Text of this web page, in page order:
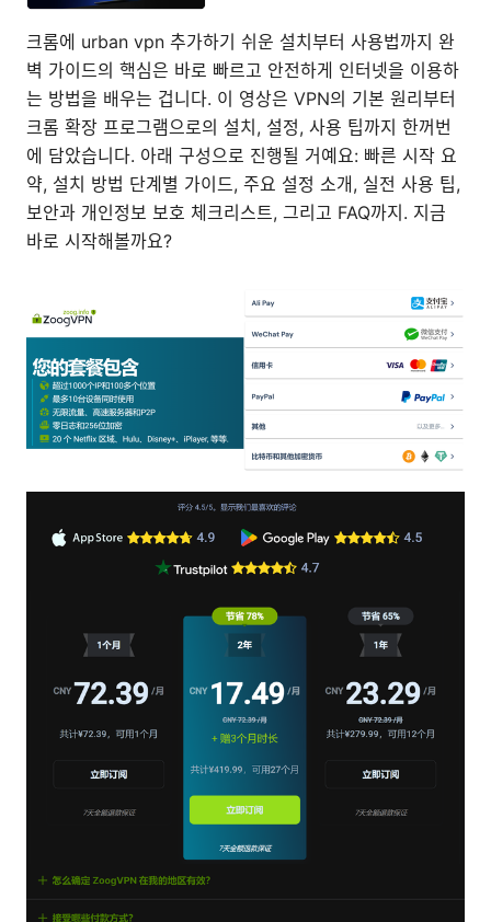
크롬에 urban vpn 추가하기 쉬운 설치부터 사용법까지 완
벽 가이드의 핵심은 바로 빠르고 안전하게 인터넷을 이용하
는 방법을 배우는 겁니다. 이 영상은 VPN의 기본 원리부터
크롬 확장 프로그램으로의 설치, 설정, 사용 팁까지 한꺼번
에 담았습니다. 아래 구성으로 진행될 거예요: 빠른 시작 요
약, 설치 방법 단계별 가이드, 주요 설정 소개, 실전 사용 팁,
보안과 개인정보 보호 체크리스트, 그리고 FAQ까지. 지금
바로 시작해볼까요?